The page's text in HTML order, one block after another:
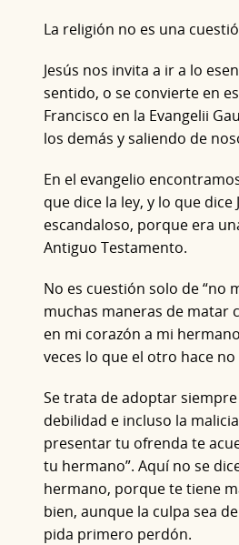
La religión no es una
Jesús nos invita a ir a lo
sentido, o se convierte en
Francisco en la Evangelii
los demás y saliendo de
En el evangelio
que dice la ley, y lo que
escandaloso, porque era
Antiguo Testamento.
No es cuestión solo de “no
muchas maneras de matar
en mi corazón a mi
veces lo que el otro hace
Se trata de adoptar
debilidad e incluso la
presentar tu ofrenda te
tu hermano”. Aquí no se
hermano, porque te tiene
bien, aunque la culpa sea
pida primero perdón.